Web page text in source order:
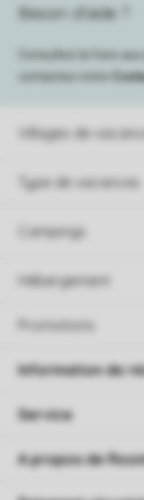
Villages de
Type de vacances
Campings
Hébergement
Promotions
Besoin d’aide ?
Consultez la foire aux
contactez notre
Information de
Service
A propos de